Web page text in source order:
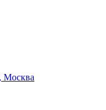
Москва